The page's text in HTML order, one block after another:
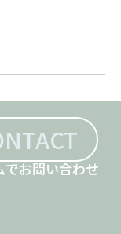
でお問い合わせ